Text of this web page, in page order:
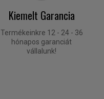
Kiemelt Garancia
Termékeinkre 12 - 24 - 36
hónapos garanciát
vállalunk!